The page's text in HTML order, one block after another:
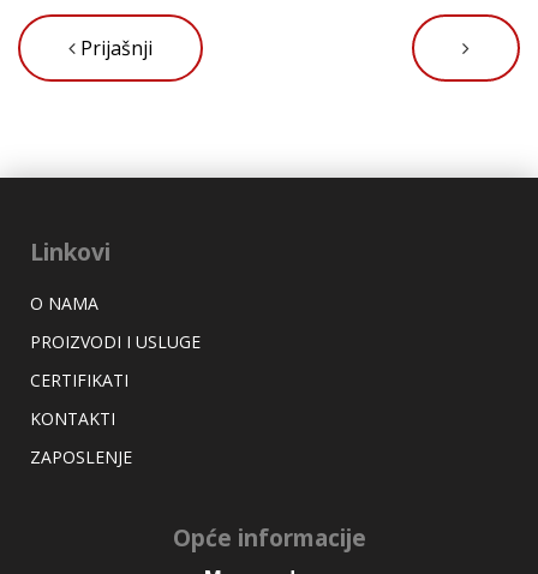
Prijašnji
Linkovi
O NAMA
PROIZVODI I USLUGE
CERTIFIKATI
KONTAKTI
ZAPOSLENJE
Opće informacije